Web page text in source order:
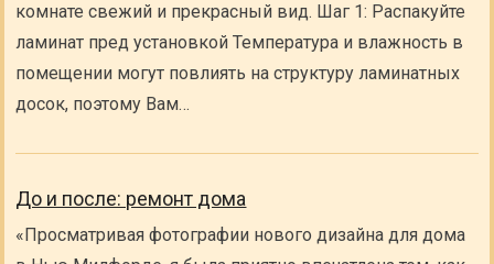
комнате свежий и прекрасный вид. Шаг 1: Распакуйте
ламинат пред установкой Температура и влажность в
помещении могут повлиять на структуру ламинатных
досок, поэтому Вам…
До и после: ремонт дома
«Просматривая фотографии нового дизайна для дома